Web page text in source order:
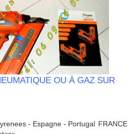
OU À GAZ SUR
- Espagne - Portugal FRANCE